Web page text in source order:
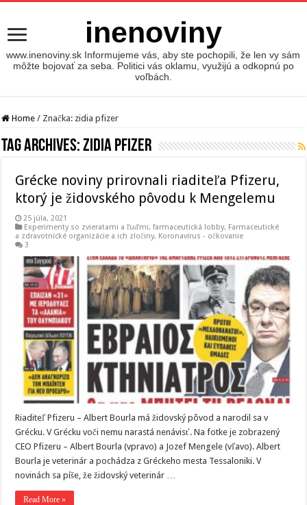
inenoviny
www.inenoviny.sk Informujeme vás, aby ste pochopili, že len vy sám
môžte bojovať za seba. Politici vás oklamu, využijú a odkopnú po
voľbách.
Home / Značka: zidia pfizer
Tag Archives:zidia pfizer
Grécke noviny prirovnali riaditeľa Pfizeru,
ktorý je židovského pôvodu k Mengelemu
25 júla, 2021
Experimenty so zvieratami a ľuďmi,farmaceutická lobby, Farmaceutické
a zdravotnícké organizácie a ich zločiny, Koronavírus - očkovanie
3
Riaditeľ Pfizeru – Albert Bourla má židovský pôvod a narodil sa v
Grécku. V Grécku voči nemu narastá nenávisť. Na fotke je zobrazený
CEO Pfizeru – Albert Bourla (vpravo) a Jozef Mengele (vľavo). Albert
Bourla je veterinár a pochádza z Gréckeho mesta Tessaloniki. V
novinách sa píše, že židovský veterinár …
Read More »